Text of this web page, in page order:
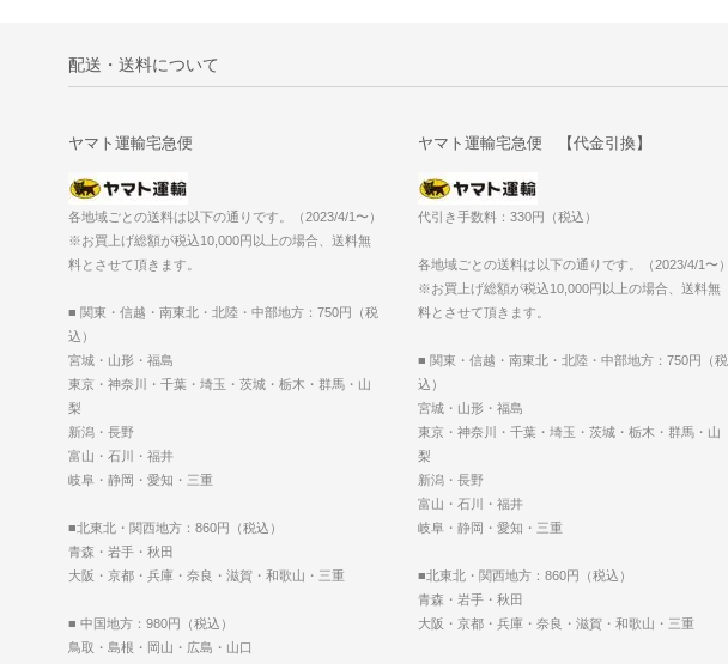
配送・送料について
ヤマト運輸宅急便
各地域ごとの送料は以下の通りです。（2023/4/1〜）
※お買上げ総額が税込10,000円以上の場合、送料無
料とさせて頂きます。
■ 関東・信越・南東北・北陸・中部地方：750円（税
込）
宮城・山形・福島
東京・神奈川・千葉・埼玉・茨城・栃木・群馬・山
梨
新潟・長野
富山・石川・福井
岐阜・静岡・愛知・三重
■北東北・関西地方：860円（税込）
青森・岩手・秋田
大阪・京都・兵庫・奈良・滋賀・和歌山・三重
■ 中国地方：980円（税込）
鳥取・島根・岡山・広島・山口
ヤマト運輸宅急便 【代金引換】
代引き手数料：330円（税込）
各地域ごとの送料は以下の通りです。（2023/4/1〜）
※お買上げ総額が税込10,000円以上の場合、送料無
料とさせて頂きます。
■ 関東・信越・南東北・北陸・中部地方：750円（税
込）
宮城・山形・福島
東京・神奈川・千葉・埼玉・茨城・栃木・群馬・山
梨
新潟・長野
富山・石川・福井
岐阜・静岡・愛知・三重
■北東北・関西地方：860円（税込）
青森・岩手・秋田
大阪・京都・兵庫・奈良・滋賀・和歌山・三重